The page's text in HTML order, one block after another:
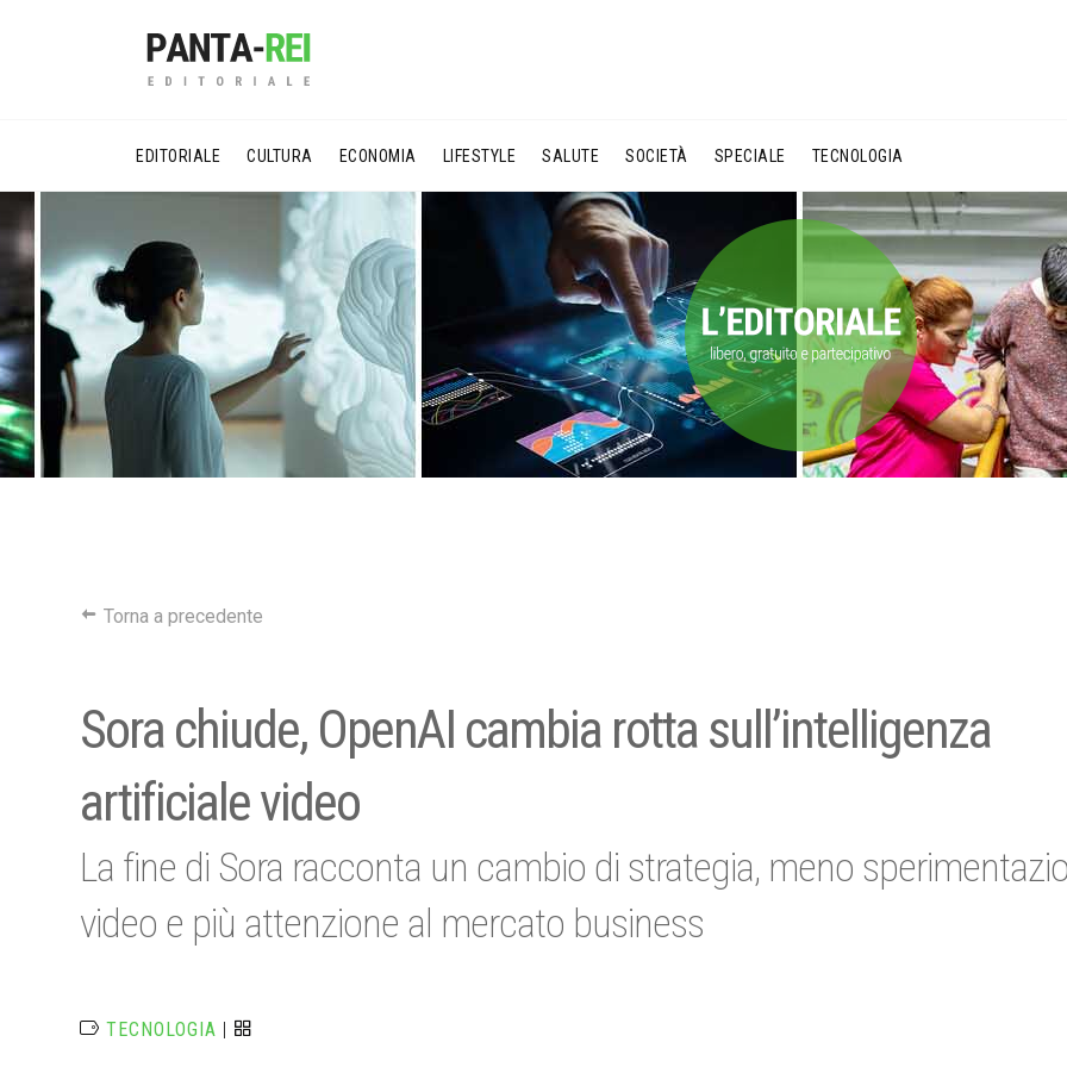
EDITORIALE CULTURA ECONOMIA LIFESTYLE SALUTE SOCIETÀ SPECIALE TECNOLOGIA
Torna a precedente
Sora chiude, OpenAI cambia rotta sull’intelligenza
artificiale video
La fine di Sora racconta un cambio di strategia, meno
video e più attenzione al mercato business
TECNOLOGIA |